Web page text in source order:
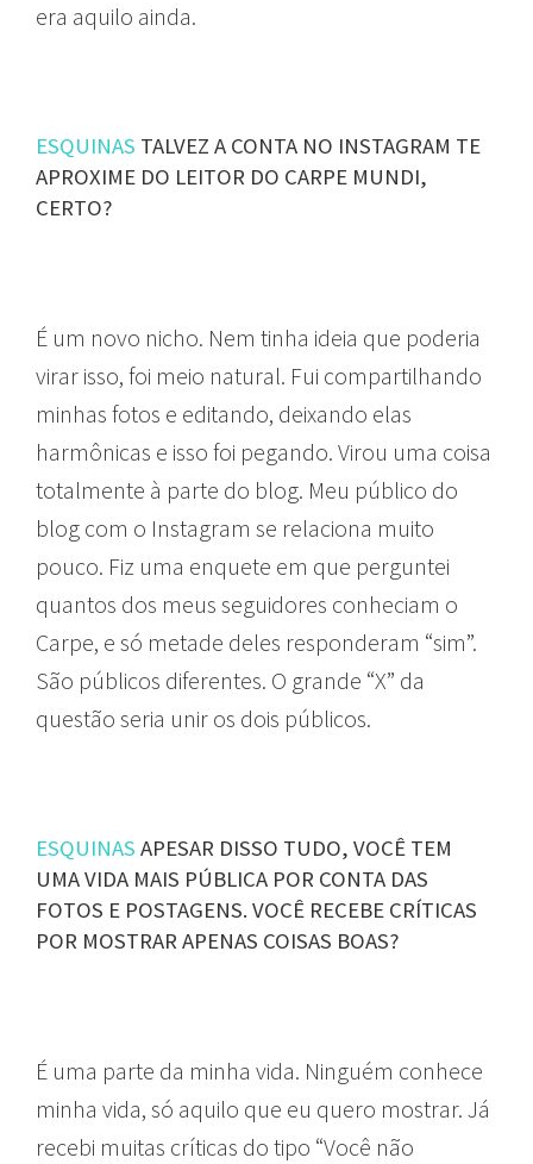
era aquilo ainda.
ESQUINAS TALVEZ A CONTA NO INSTAGRAM TE
APROXIME DO LEITOR DO CARPE MUNDI,
CERTO?
É um novo nicho. Nem tinha ideia que poderia
virar isso, foi meio natural. Fui compartilhando
minhas fotos e editando, deixando elas
harmônicas e isso foi pegando. Virou uma coisa
totalmente à parte do blog. Meu público do
blog com o Instagram se relaciona muito
pouco. Fiz uma enquete em que perguntei
quantos dos meus seguidores conheciam o
Carpe, e só metade deles responderam “sim”.
São públicos diferentes. O grande “X” da
questão seria unir os dois públicos.
ESQUINAS APESAR DISSO TUDO, VOCÊ TEM
UMA VIDA MAIS PÚBLICA POR CONTA DAS
FOTOS E POSTAGENS. VOCÊ RECEBE CRÍTICAS
POR MOSTRAR APENAS COISAS BOAS?
É uma parte da minha vida. Ninguém conhece
minha vida, só aquilo que eu quero mostrar. Já
recebi muitas críticas do tipo “Você não